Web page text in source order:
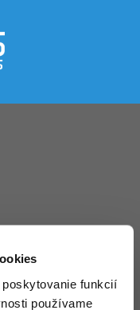
funkcií
používame